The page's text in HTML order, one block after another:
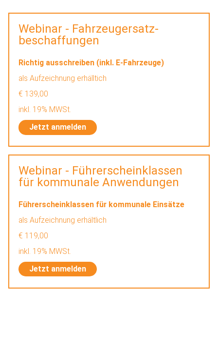
Webinar - Fahrzeugersatz-
beschaffungen
Richtig ausschreiben (inkl. E-Fahrzeuge)
als Aufzeichnung erhälltich
€ 139,00
inkl. 19% MWSt.
Jetzt anmelden
Webinar - Führerscheinklassen
für kommunale Anwendungen
Führerscheinklassen für kommunale Einsätze
als Aufzeichnung erhältlich
€ 119,00
inkl. 19% MWSt.
Jetzt anmelden